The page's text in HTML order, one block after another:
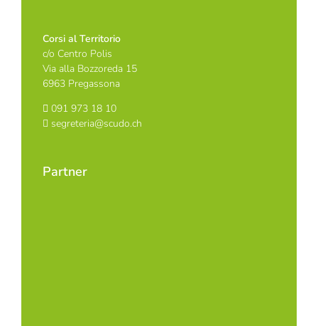
Corsi al Territorio
c/o Centro Polis
Via alla Bozzoreda 15
6963 Pregassona
091 973 18 10
segreteria@scudo.ch
Partner